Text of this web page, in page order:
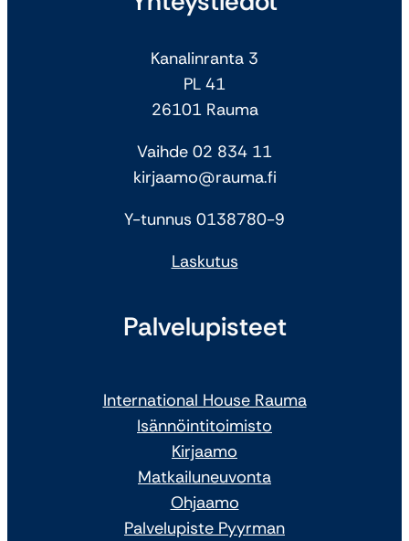
Kanalinranta 3
PL 41
26101 Rauma
Vaihde 02 834 11
kirjaamo@rauma.fi
Y-tunnus 0138780-9
Laskutus
Palvelupisteet
International House Rauma
Isännöintitoimisto
Kirjaamo
Matkailuneuvonta
Ohjaamo
Palvelupiste Pyyrman